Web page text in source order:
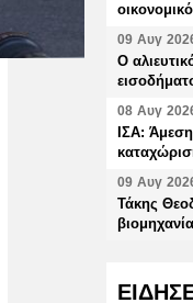
09 Αυγ
Ο
08 Αυγ
ΙΣΑ:
09 Αυγ
Τάκης